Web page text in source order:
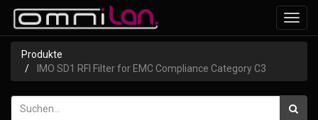
ein-/
Produkte
IMO SD1 RFI Filter for EMC Compliance Category C3